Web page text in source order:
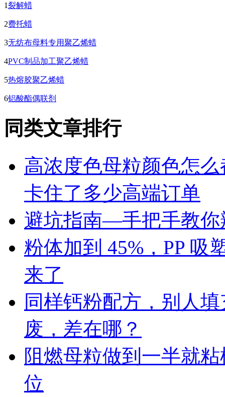
1 裂解蜡
2费托蜡
3无纺布母料专用聚乙烯蜡
4PVC制品加工聚乙烯蜡
5热熔胶聚乙烯蜡
6铝酸酯偶联剂
同类文章排行
高浓度色母粒颜色怎
卡住了多少高端订单
避坑指南—手把手教你
粉体加到 45%，PP 吸
来了
同样钙粉配方，别人
废，差在哪？
阻燃母粒做到一半就
位